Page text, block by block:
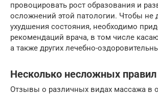
провоцировать рост образования и
осложнений этой патологии. Чтобы не
ухудшения состояния, необходимо
рекомендаций врача, в том числе
а также других лечебно-
Несколько несложных правил
Отзывы о различных видах массажа в